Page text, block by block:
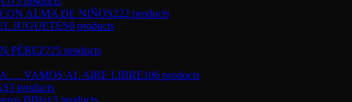
ALMA DE NIÑOS222 products
JUGUETES0 products
PÉREZ?25 products
VAMOS AL AIRE LIBRE106 products
3 products
BBlux3 products